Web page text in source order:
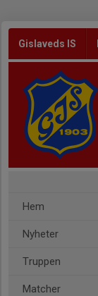
Gislaveds IS
Hem
Nyheter
Truppen
Matcher